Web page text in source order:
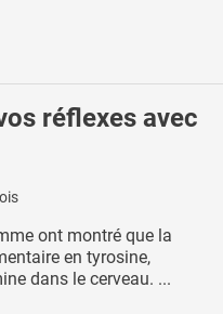
réflexes avec
ont montré que la
en tyrosine,
dans le cerveau. ...